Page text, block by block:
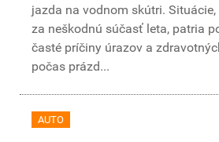
jazda na vodnom skútri.
za neškodnú súčasť leta, patria
časté príčiny úrazov a
počas prázd...
AUTO